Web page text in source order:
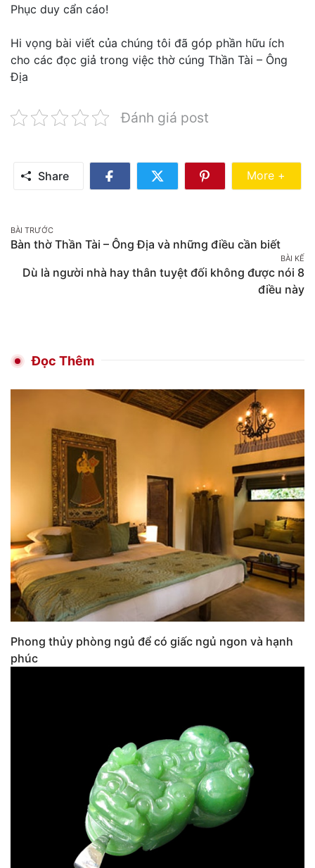
Phục duy cẩn cáo!
Hi vọng bài viết của chúng tôi đã góp phần hữu ích
cho các đọc giả trong việc thờ cúng Thần Tài – Ông
Địa
Đánh giá post
Share
Share
Share
More +
Post
navigation
BÀI TRƯỚC
Bàn thờ Thần Tài – Ông Địa và những điều cần biết
BÀI KẾ
Dù là người nhà hay thân tuyệt đối không được nói 8
điều này
Đọc Thêm
Phong thủy phòng ngủ để có giấc ngủ ngon và hạnh
phúc